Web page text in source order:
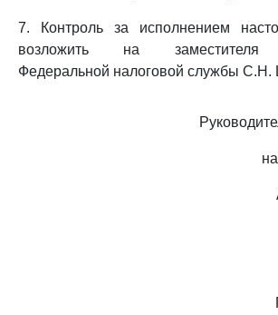
7. Контроль за исполнением
возложить на заместителя
Федеральной налоговой службы С.Н.